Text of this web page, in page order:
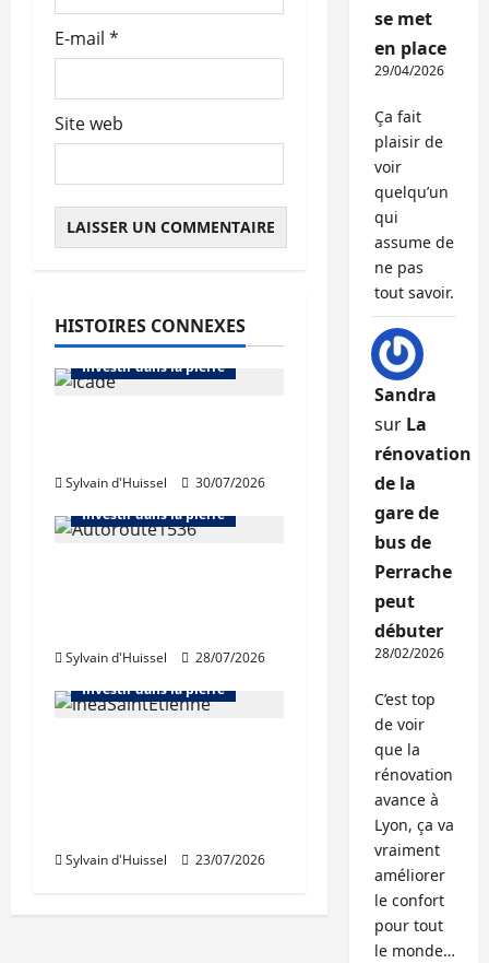
e
E-mail *
Site web
HISTOIRES CONNEXES
Bureaux
Immo d'entreprise
Investir dans la pierre
Sylvain d'Huissel 30/07/2026
Bourse et actualité des foncières
Investir dans la pierre
Sylvain d'Huissel 28/07/2026
Bureaux
Immo d'entreprise
Investir dans la pierre
Sylvain d'Huissel 23/07/2026
se met
en place
29/04/2026
Ça fait
plaisir de
voir
quelqu’un
qui
assume de
ne pas
tout savoir.
Sandra
sur La
rénovation
de la
gare de
bus de
Perrache
peut
débuter
28/02/2026
C’est top
de voir
que la
rénovation
avance à
Lyon, ça va
vraiment
améliorer
le confort
pour tout
le monde…